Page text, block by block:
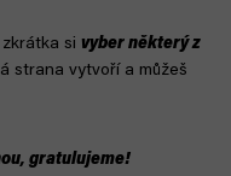
si vyber některý z
strana vytvoří a můžeš
gratulujeme!